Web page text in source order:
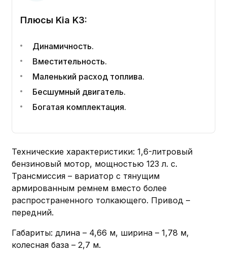
Плюсы Kia K3:
Динамичность.
Вместительность.
Маленький расход топлива.
Бесшумный двигатель.
Богатая комплектация.
Технические характеристики: 1,6-литровый
бензиновый мотор, мощностью 123 л. с.
Трансмиссия – вариатор с тянущим
армированным ремнем вместо более
распространенного толкающего. Привод –
передний.
Габариты: длина – 4,66 м, ширина – 1,78 м,
колесная база – 2,7 м.